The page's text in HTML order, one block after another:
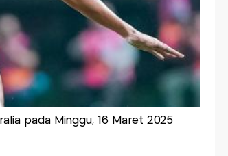
pada Minggu, 16 Maret 2025